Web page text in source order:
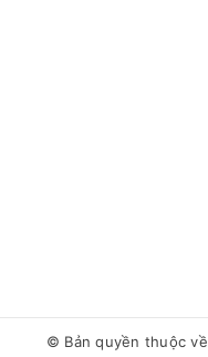
© Bản quyền thuộc về